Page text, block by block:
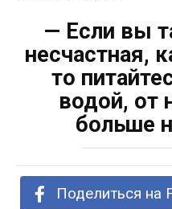
— Если вы
несчастная,
то
водой, от
больше
Поделиться на